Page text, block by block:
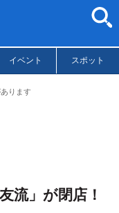
イベント スポット
ります
流」が閉店！